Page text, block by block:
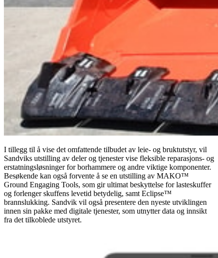
I tillegg til å vise det omfattende tilbudet av leie- og bruktutstyr, vil
Sandviks utstilling av deler og tjenester vise fleksible reparasjons- og
erstatningsløsninger for borhammere og andre viktige komponenter.
Besøkende kan også forvente å se en utstilling av MAKO™
Ground Engaging Tools, som gir ultimat beskyttelse for lasteskuffer
og forlenger skuffens levetid betydelig, samt Eclipse™
brannslukking. Sandvik vil også presentere den nyeste utviklingen
innen sin pakke med digitale tjenester, som utnytter data og innsikt
fra det tilkoblede utstyret.